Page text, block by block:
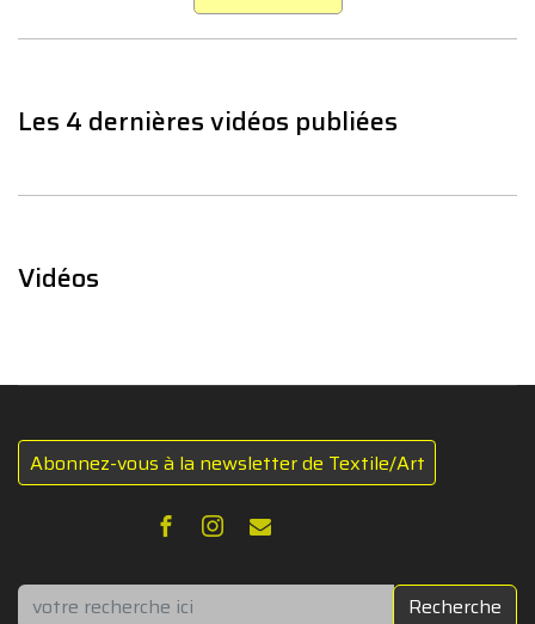
Les 4 dernières vidéos publiées
Vidéos
Abonnez-vous à la newsletter de Textile/Art
Rechercher Recherche